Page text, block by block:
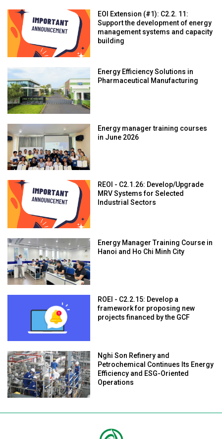
EOI Extension (#1): C2.2. 11:
Support the development of energy
management systems and capacity
building
Energy Efficiency Solutions in
Pharmaceutical Manufacturing
Energy manager training courses
in June 2026
REOI - C2.1.26: Develop/Upgrade
MRV Systems for Selected
Industrial Sectors
Energy Manager Training Course in
Hanoi and Ho Chi Minh City
ROEI - C2.2.15: Develop a
framework for proposing new
projects financed by the GCF
Nghi Son Refinery and
Petrochemical Continues Its Energy
Efficiency and ESG-Oriented
Operations